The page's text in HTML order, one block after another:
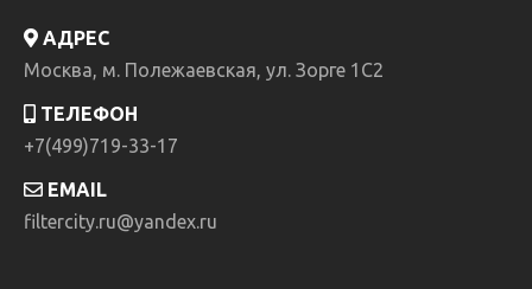
АДРЕС
Москва, м. Полежаевская, ул. Зорге 1C2
ТЕЛЕФОН
+7(499)719-33-17
EMAIL
filtercity.ru@yandex.ru